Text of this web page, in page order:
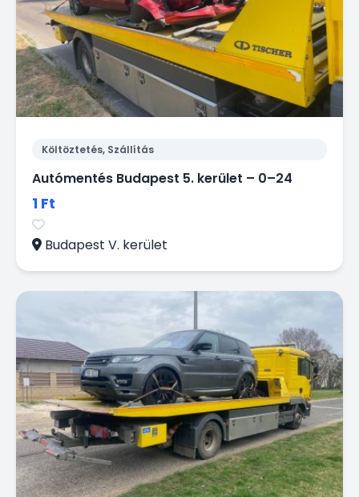
Költöztetés, Szállítás
Autómentés Budapest 5. kerület – 0–24
1 Ft
Budapest V. kerület